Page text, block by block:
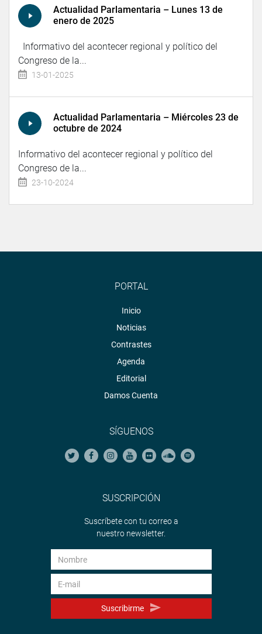
Actualidad Parlamentaria – Lunes 13 de
enero de 2025
Informativo del acontecer regional y político del
Congreso de la...
13-01-2025
Actualidad Parlamentaria – Miércoles 23 de
octubre de 2024
Informativo del acontecer regional y político del
Congreso de la...
23-10-2024
PORTAL
Inicio
Noticias
Contrastes
Agenda
Editorial
Damos Cuenta
SÍGUENOS
SUSCRIPCIÓN
Suscríbete con tu correo a
nuestro newsletter.
Suscribirme